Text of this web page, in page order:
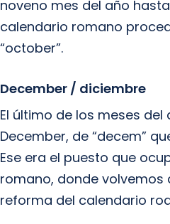
noveno mes del año
calendario romano
“october”.
December / diciembre
El último de los meses del
December, de “decem”
Ese era el puesto que
romano, donde volvemos
reforma del calendario